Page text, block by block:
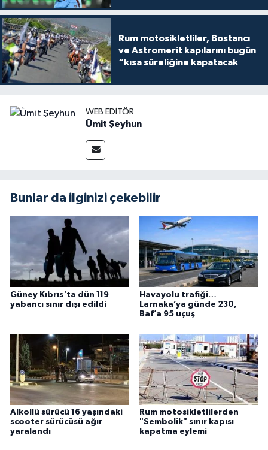
Rum motosikletliler, Bostancı
ve Astromerit kapılarını bugün
“kısa süreliğine kapatacak
WEB EDITÖR
Ümit Şeyhun
Bunlar da ilginizi çekebilir
Güney Kıbrıs'ta dün 119
yabancı sınır dışı edildi
Havayolu trafiği…
Larnaka’ya günde 230,
Baf’a 95 uçuş
Alkollü sürücü 16 yaşındaki
scooter sürücüsü ağır
yaralandı
Rum motosikletlilerden
"Sembolik" sınır kapısı
kapatma eylemi